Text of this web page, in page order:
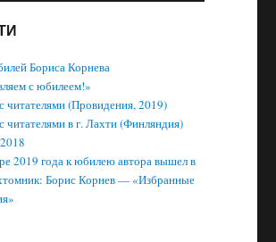
Бориса Корнева
с юбилеем!»
читателями (Провидения, 2019)
читателями в г. Лахти (Финляндия)
2019 года к юбилею автора вышел в
Борис Корнев — «Избранные